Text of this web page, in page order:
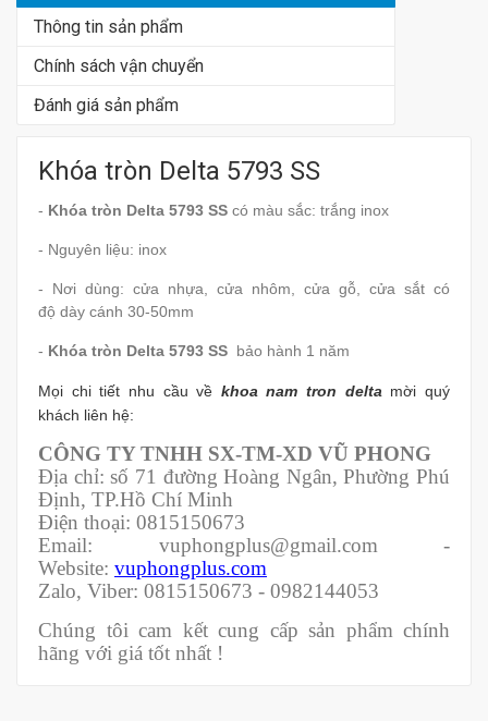
Thông tin sản phẩm
Chính sách vận chuyển
Đánh giá sản phẩm
Khóa tròn Delta 5793 SS
- Khóa tròn Delta 5793 SS có màu sắc: trắng inox
- Nguyên liệu: inox
- Nơi dùng: cửa nhựa, cửa nhôm, cửa gỗ, cửa sắt có
độ dày cánh 30-50mm
- Khóa tròn Delta 5793 SS bảo hành 1 năm
Mọi chi tiết nhu cầu về khoa nam tron delta mời quý
khách liên hệ:
CÔNG TY TNHH SX-TM-XD VŨ PHONG
Địa chỉ: số 71 đường Hoàng Ngân, Phường Phú
Định, TP.Hồ Chí Minh
Điện thoại: 0815150673
Email: vuphongplus@gmail.com -
Website: vuphongplus.com
Zalo, Viber: 0815150673 - 0982144053
Chúng tôi cam kết cung cấp sản phẩm chính
hãng với giá tốt nhất !